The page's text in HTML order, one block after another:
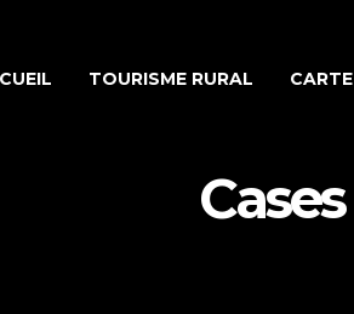
TOURISME RURAL CARTE
Cases